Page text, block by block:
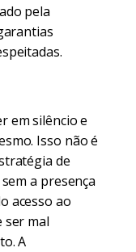
pela
em silêncio e
Isso não é
de
a presença
acesso ao
ser mal
A